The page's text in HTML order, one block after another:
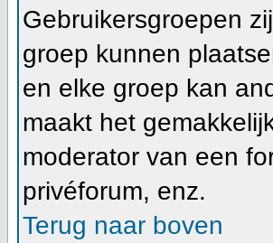
Gebruikersgroepen
groep kunnen
en elke groep kan
maakt het
moderator van een
privéforum, enz.
Terug naar boven